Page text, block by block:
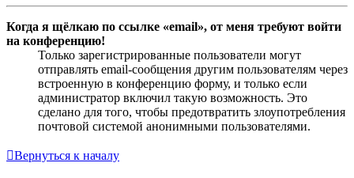
Когда я щёлкаю по ссылке «email», от меня требуют войти
на конференцию!
Только зарегистрированные пользователи могут
отправлять email-сообщения другим пользователям через
встроенную в конференцию форму, и только если
администратор включил такую возможность. Это
сделано для того, чтобы предотвратить злоупотребления
почтовой системой анонимными пользователями.
Вернуться к началу